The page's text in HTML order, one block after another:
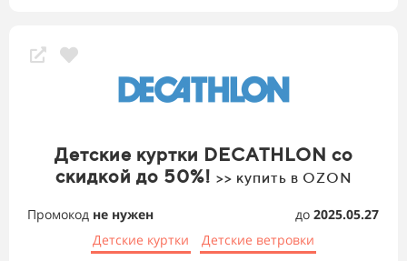
Детские куртки DECATHLON со
скидкой до 50%! >> купить в OZON
Промокод не нужен до 2025.05.27
Детские куртки
Детские ветровки